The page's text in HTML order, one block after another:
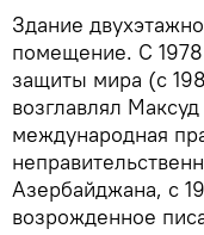
Здание
помещение. С
защиты мира (с
возглавлял
международная
Азербайджана, с
возрожденное